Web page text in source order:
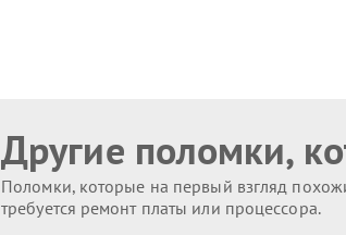
Другие поломки,
Поломки, которые на первый взгляд
требуется ремонт платы или процессора.